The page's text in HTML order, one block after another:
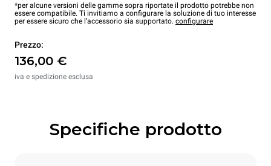
*per alcune versioni delle gamme sopra riportate il prodotto potrebbe non
essere compatibile. Ti invitiamo a configurare la soluzione di tuo interesse
per essere sicuro che l’accessorio sia supportato. configurare
Prezzo:
136,00 €
iva e spedizione esclusa
Specifiche prodotto